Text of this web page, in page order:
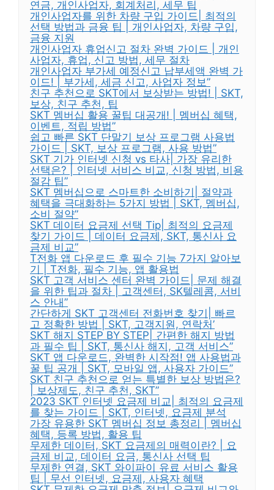
연금, 개인사업자, 회계처리, 세무 팁
개인사업자를 위한 차량 구입 가이드| 최적의
선택 방법과 금융 팁 | 개인사업자, 차량 구입,
금융 지원
개인사업자 휴업신고 절차 완벽 가이드 | 개인
사업자, 휴업, 신고 방법, 세무 절차
개인사업자 부가세 예정신고 납부세액 완벽 가
이드! | 부가세, 세금 신고, 사업자 정보”
친구 추천으로 SKT에서 보상받는 방법! | SKT,
보상, 친구 추천, 팁
SKT 멤버십 활용 꿀팁 대공개! | 멤버십 혜택,
이벤트, 적립 방법”
쉽고 빠른 SKT 단말기 보상 프로그램 사용법
가이드 | SKT, 보상 프로그램, 사용 방법”
SKT 기가 인터넷 신청 vs 타사| 가장 유리한
선택은? | 인터넷 서비스 비교, 신청 방법, 비용
절감 팁”
SKT 멤버십으로 스마트한 소비하기| 절약과
혜택을 극대화하는 5가지 방법 | SKT, 멤버십,
소비 절약”
SKT 데이터 요금제 선택 Tip| 최적의 요금제
찾기 가이드 | 데이터 요금제, SKT, 통신사 요
금제 비교”
T전화 앱 다운로드 후 필수 기능 7가지 알아보
기 | T전화, 필수 기능, 앱 활용법
SKT 고객 서비스 센터 완벽 가이드| 문제 해결
을 위한 팁과 절차 | 고객센터, SK텔레콤, 서비
스 안내”
간단하게 SKT 고객센터 전화번호 찾기| 빠르
고 정확한 방법 | SKT, 고객지원, 연락처’
SKT 해지 STEP BY STEP| 간편한 해지 방법
과 필수 팁 | SKT, 통신사 해지, 고객 서비스”
SKT 앱 다운로드, 완벽한 시작점! 앱 사용법과
꿀 팁 공개 | SKT, 모바일 앱, 사용자 가이드”
SKT 친구 추천으로 얻는 특별한 보상 방법은?
| 보상제도, 친구 추천, SKT”
2023 SKT 인터넷 요금제 비교| 최적의 요금제
를 찾는 가이드 | SKT, 인터넷, 요금제 분석
가장 유용한 SKT 멤버십 정보 총정리 | 멤버십
혜택, 등록 방법, 활용 팁
무제한 데이터, SKT 요금제의 매력이란? | 요
금제 비교, 데이터 요금, 통신사 선택 팁
무제한 연결, SKT 와이파이 유료 서비스 활용
팁 | 무선 인터넷, 요금제, 사용자 혜택